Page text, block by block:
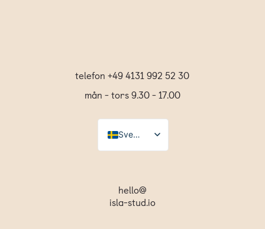
telefon +49 4131 992 52 30
mån - tors 9.30 - 17.00
Svenska
English
hello@
isla-stud.io